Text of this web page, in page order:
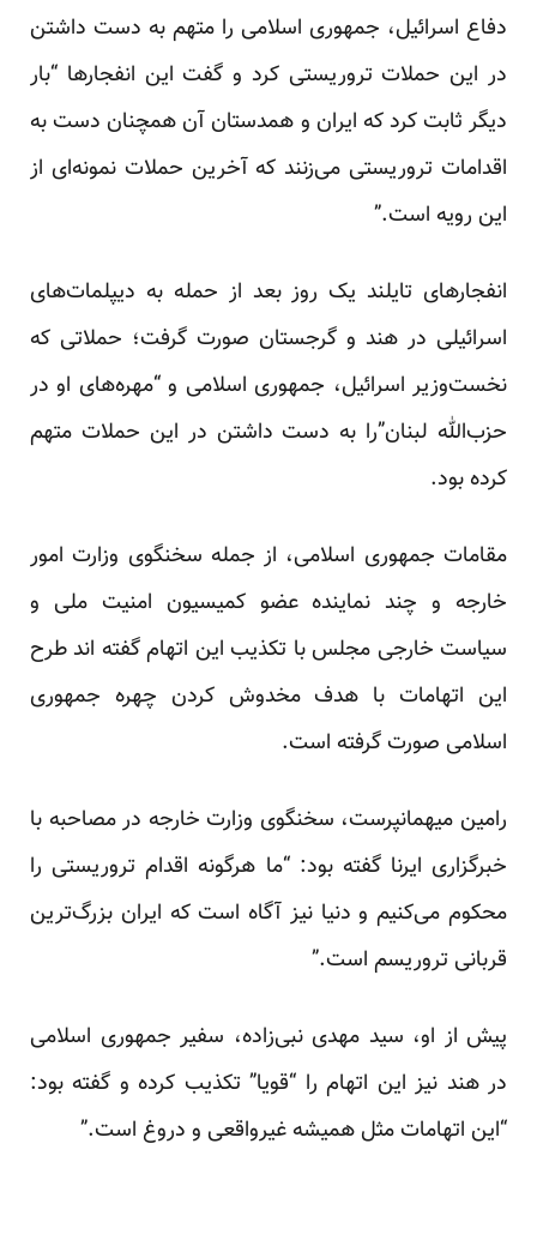
دفاع اسرائیل، جمهوری اسلامی را متهم به دست داشتن
در این حملات تروریستی کرد و گفت این انفجار‌ها “بار
دیگر ثابت کرد که ایران و همدستان آن همچنان دست به
اقدامات تروریستی می‌زنند که آخرین حملات نمونه‌ای از
این رویه است.”
انفجارهای تایلند یک روز بعد از حمله به دیپلمات‌های
اسرائیلی در هند و گرجستان صورت گرفت؛ حملاتی که
نخست‌وزیر اسرائیل، جمهوری اسلامی و “مهره‌های او در
حزب‌الله لبنان”را به دست داشتن در این حملات متهم
کرده بود.
مقامات جمهوری اسلامی، از جمله سخنگوی وزارت امور
خارجه و چند نماینده عضو کمیسیون امنیت ملی و
سیاست خارجی مجلس با تکذیب این اتهام گفته اند طرح
این اتهامات با هدف مخدوش کردن چهره جمهوری
اسلامی صورت گرفته است.
رامین میهمانپرست، سخنگوی وزارت خارجه در مصاحبه با
خبرگزاری ایرنا گفته بود: “ما هرگونه اقدام تروریستی را
محکوم می‌کنیم و دنیا نیز آگاه است که ایران بزرگ‌ترین
قربانی تروریسم است.”
پیش از او، سید مهدی نبی‌زاده، سفیر جمهوری اسلامی
در هند نیز این اتهام را “قویا” تکذیب کرده و گفته بود:
“این اتهامات مثل همیشه غیرواقعی و دروغ است.”